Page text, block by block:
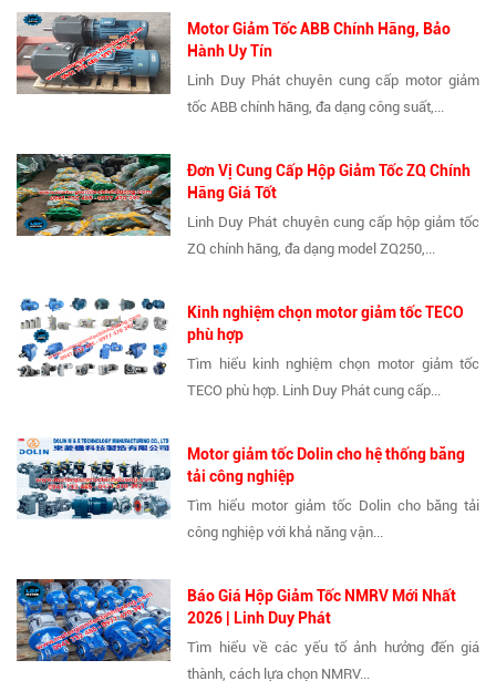
Motor Giảm Tốc ABB Chính Hãng, Bảo
Hành Uy Tín
Linh Duy Phát chuyên cung cấp motor giảm
tốc ABB chính hãng, đa dạng công suất,...
Đơn Vị Cung Cấp Hộp Giảm Tốc ZQ Chính
Hãng Giá Tốt
Linh Duy Phát chuyên cung cấp hộp giảm tốc
ZQ chính hãng, đa dạng model ZQ250,...
Kinh nghiệm chọn motor giảm tốc TECO
phù hợp
Tìm hiểu kinh nghiệm chọn motor giảm tốc
TECO phù hợp. Linh Duy Phát cung cấp...
Motor giảm tốc Dolin cho hệ thống băng
tải công nghiệp
Tìm hiểu motor giảm tốc Dolin cho băng tải
công nghiệp với khả năng vận...
Báo Giá Hộp Giảm Tốc NMRV Mới Nhất
2026 | Linh Duy Phát
Tìm hiểu về các yếu tố ảnh hưởng đến giá
thành, cách lựa chọn NMRV...